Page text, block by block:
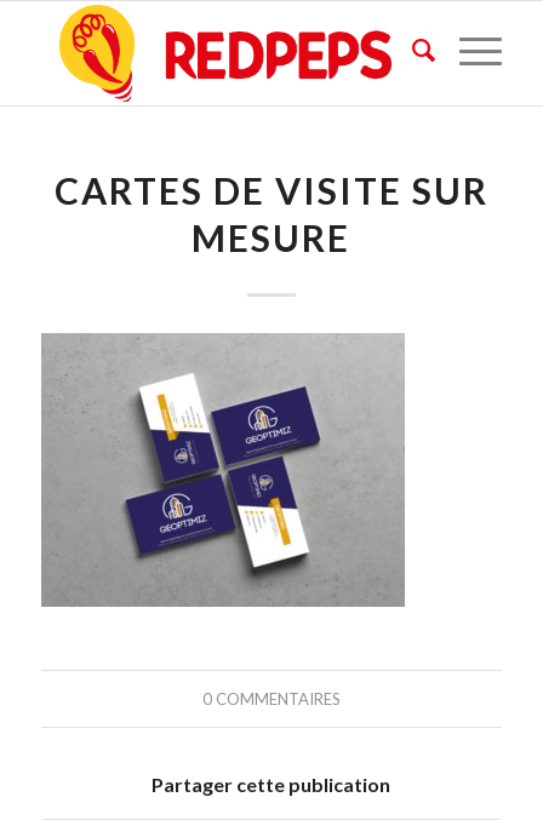
CARTES DE VISITE SUR
MESURE
0 COMMENTAIRES
Partager cette publication